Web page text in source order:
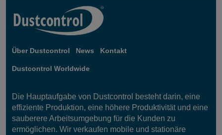
Über Dustcontrol News Kontakt
Dustcontrol Worldwide
Die Hauptaufgabe von Dustcontrol besteht darin, eine
effiziente Produktion, eine höhere Produktivität und eine
sauberere Arbeitsumgebung für die Kunden zu
ermöglichen. Wir verkaufen mobile und stationäre